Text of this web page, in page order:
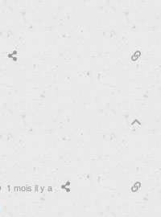
1 mois il y a